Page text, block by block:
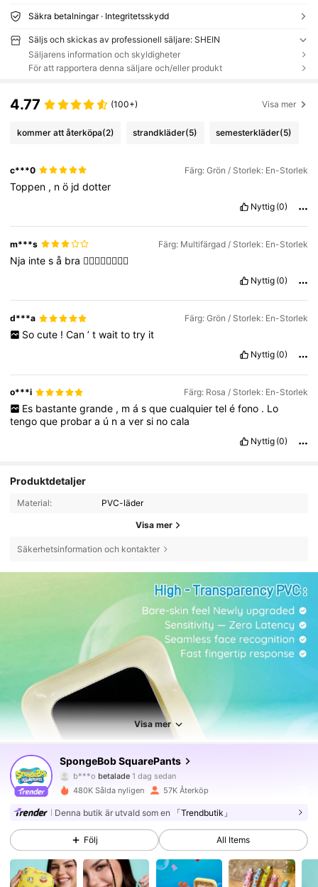
Säkra betalningar · Integritetsskydd
Säljs och skickas av professionell säljare: SHEIN
Säljarens information och skyldigheter
För att rapportera denna säljare och/eller produkt
4.77 (100+) Visa mer
kommer att återköpa(2) strandkläder(5) semesterkläder(5)
c***0 Färg: Grön / Storlek: En-Storlek
Toppen , nö jddotter
Nyttig (0)
m***s Färg: Multifärgad / Storlek: En-Storlek
Nja inteså bra 😵‍💫😵‍💫😵‍💫😵‍💫
Nyttig (0)
d***a Färg: Grön / Storlek: En-Storlek
So cute ! Can ’ t wait to try it
Nyttig (0)
o***i Färg: Rosa / Storlek: En-Storlek
Es bastante grande , m á s que cualquier tel é fono . Lo
tengoque probara ú naversi nocala
Nyttig (0)
Produktdetaljer
Material: PVC-läder
Visa mer
Säkerhetsinformation och kontakter
Visa mer
SpongeBob SquarePants
4.84 67K Följare
4.84
67K Följare
b***o betalade 1 dag sedan
4.84 67K Följare
4.84 67K Följare
480K Sålda nyligen 57K Återköp
Denna butik är utvald som en 「Trendbutik」
Följ All Items